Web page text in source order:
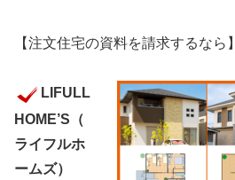
【注文住宅の資料を請求するなら】
LIFULL
HOME’S（
ライフルホ
ームズ）